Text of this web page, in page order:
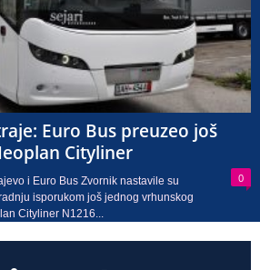
Euro Bus preuzeo još
Cityliner
0
i Euro Bus Zvornik nastavile su
isporukom još jednog vrhunskog
Cityliner N1216...